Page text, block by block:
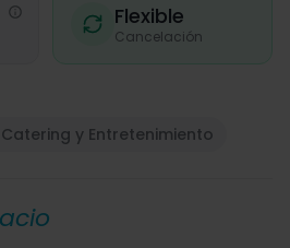
Flexible
Cancelación
y Entretenimiento